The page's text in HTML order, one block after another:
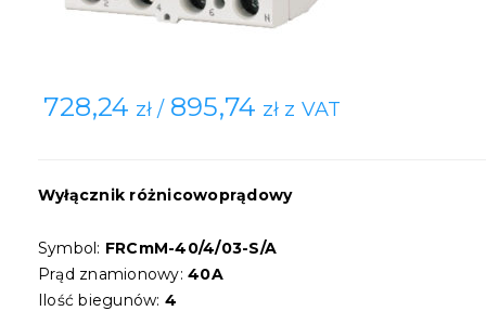
728,24 zł / 895,74 zł z VAT
Wyłącznik różnicowoprądowy
Symbol: FRCmM-40/4/03-S/A
Prąd znamionowy:40A
Ilość biegunów: 4